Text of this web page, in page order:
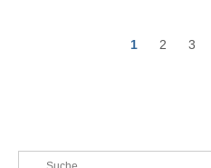
t
1 2 3